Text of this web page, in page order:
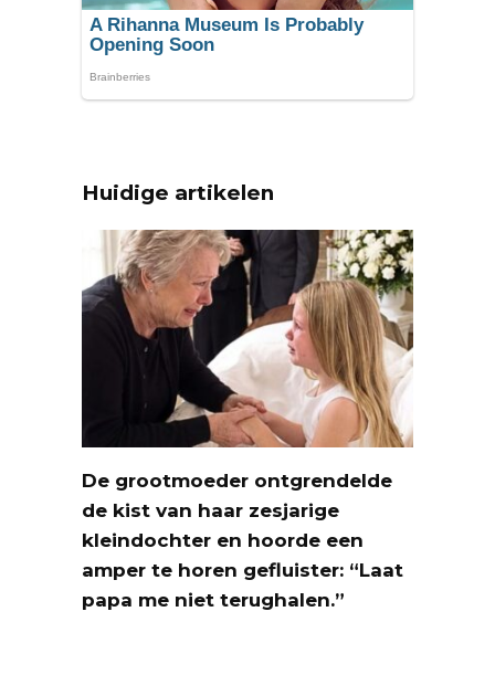
Huidige artikelen
De grootmoeder ontgrendelde
de kist van haar zesjarige
kleindochter en hoorde een
amper te horen gefluister: “Laat
papa me niet terughalen.”